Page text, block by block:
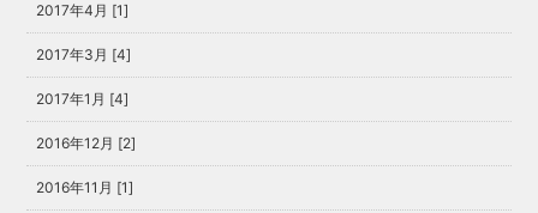
2017年4月 [1]
2017年3月 [4]
2017年1月 [4]
2016年12月 [2]
2016年11月 [1]